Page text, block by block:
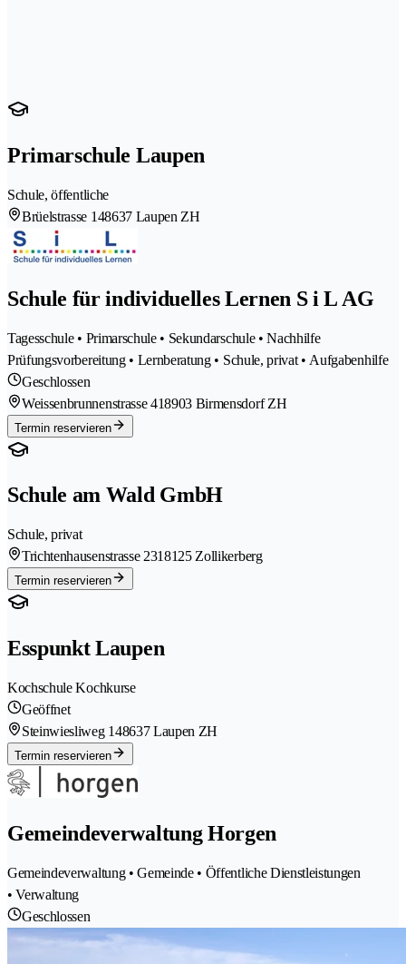
Primarschule Laupen
Schule, öffentliche
Brüelstrasse 148637 Laupen ZH
Schule für individuelles Lernen S i L AG
Tagesschule • Primarschule • Sekundarschule • Nachhilfe
Prüfungsvorbereitung • Lernberatung • Schule, privat • Aufgabenhilfe
Geschlossen
Weissenbrunnenstrasse 418903 Birmensdorf ZH
Termin reservieren
Schule am Wald GmbH
Schule, privat
Trichtenhausenstrasse 2318125 Zollikerberg
Termin reservieren
Esspunkt Laupen
Kochschule Kochkurse
Geöffnet
Steinwiesliweg 148637 Laupen ZH
Termin reservieren
Gemeindeverwaltung Horgen
Gemeindeverwaltung • Gemeinde • Öffentliche Dienstleistungen
• Verwaltung
Geschlossen